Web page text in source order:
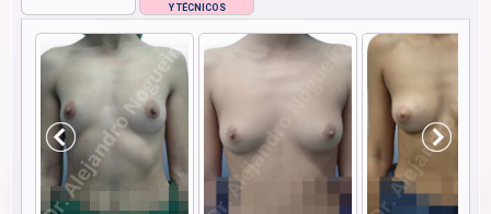
Y TÉCNICOS